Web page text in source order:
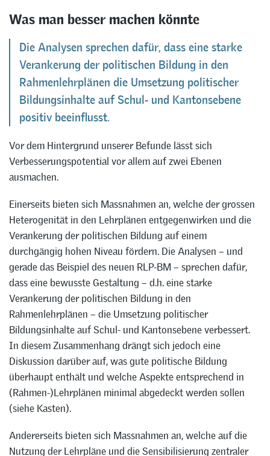
Was man besser machen könnte
Die Analysen sprechen dafür, dass eine starke
Verankerung der politischen Bildung in den
Rahmenlehrplänen die Umsetzung politischer
Bildungsinhalte auf Schul- und Kantonsebene
positiv beeinflusst.
Vor dem Hintergrund unserer Befunde lässt sich
Verbesserungspotential vor allem auf zwei Ebenen
ausmachen.
Einerseits bieten sich Massnahmen an, welche der grossen
Heterogenität in den Lehrplänen entgegenwirken und die
Verankerung der politischen Bildung auf einem
durchgängig hohen Niveau fördern. Die Analysen – und
gerade das Beispiel des neuen RLP-BM – sprechen dafür,
dass eine bewusste Gestaltung – d.h. eine starke
Verankerung der politischen Bildung in den
Rahmenlehrplänen – die Umsetzung politischer
Bildungsinhalte auf Schul- und Kantonsebene verbessert.
In diesem Zusammenhang drängt sich jedoch eine
Diskussion darüber auf, was gute politische Bildung
überhaupt enthält und welche Aspekte entsprechend in
(Rahmen-)Lehrplänen minimal abgedeckt werden sollen
(siehe Kasten).
Andererseits bieten sich Massnahmen an, welche auf die
Nutzung der Lehrpläne und die Sensibilisierung zentraler